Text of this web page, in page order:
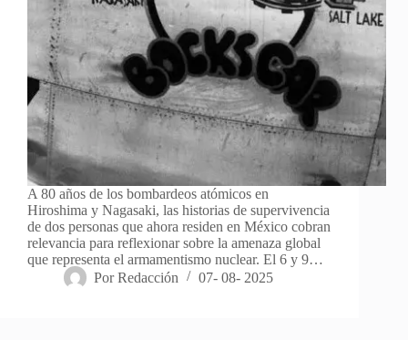
A 80 años de los bombardeos atómicos en
Hiroshima y Nagasaki, las historias de supervivencia
de dos personas que ahora residen en México cobran
relevancia para reflexionar sobre la amenaza global
que representa el armamentismo nuclear. El 6 y 9…
Por Redacción 07- 08- 2025